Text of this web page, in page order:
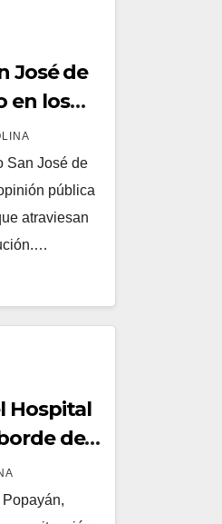
José de
en los
San José de
pública
atraviesan
Hospital
del